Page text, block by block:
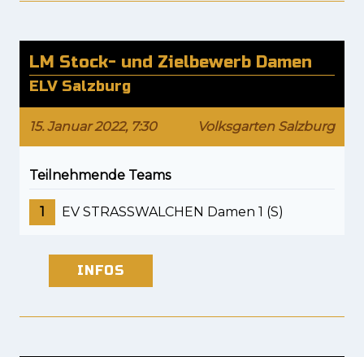
LM Stock- und Zielbewerb Damen
ELV Salzburg
15. Januar 2022, 7:30 Volksgarten Salzburg
Teilnehmende Teams
1 EV STRASSWALCHEN Damen 1 (S)
INFOS